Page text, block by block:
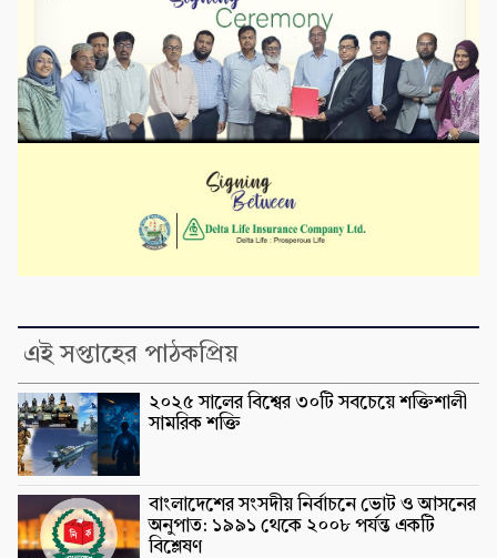
এই সপ্তাহের পাঠকপ্রিয়
২০২৫ সালের বিশ্বের ৩০টি সবচেয়ে শক্তিশালী
সামরিক শক্তি
বাংলাদেশের সংসদীয় নির্বাচনে ভোট ও আসনের
অনুপাত: ১৯৯১ থেকে ২০০৮ পর্যন্ত একটি
বিশ্লেষণ